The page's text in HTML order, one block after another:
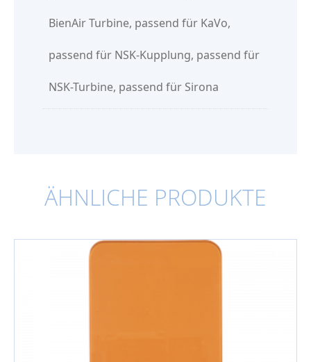
BienAir Turbine, passend für KaVo,
passend für NSK-Kupplung, passend für
NSK-Turbine, passend für Sirona
ÄHNLICHE PRODUKTE